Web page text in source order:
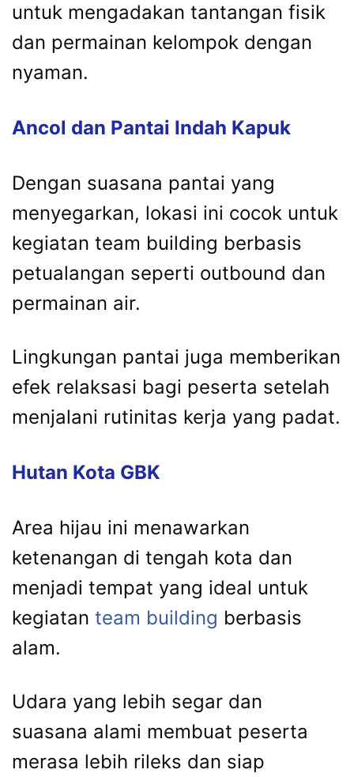
untuk mengadakan tantangan fisik
dan permainan kelompok dengan
nyaman.
Ancol dan Pantai Indah Kapuk
Dengan suasana pantai yang
menyegarkan, lokasi ini cocok untuk
kegiatan team building berbasis
petualangan seperti outbound dan
permainan air.
Lingkungan pantai juga memberikan
efek relaksasi bagi peserta setelah
menjalani rutinitas kerja yang padat.
Hutan Kota GBK
Area hijau ini menawarkan
ketenangan di tengah kota dan
menjadi tempat yang ideal untuk
kegiatan team building berbasis
alam.
Udara yang lebih segar dan
suasana alami membuat peserta
merasa lebih rileks dan siap